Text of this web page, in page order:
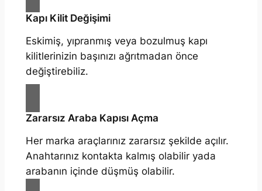
Kapı Kilit Değişimi
Eskimiş, yıpranmış veya bozulmuş kapı
kilitlerinizin başınızı ağrıtmadan önce
değiştirebiliz.
Zararsız Araba Kapısı Açma
Her marka araçlarınız zararsız şekilde açılır.
Anahtarınız kontakta kalmış olabilir yada
arabanın içinde düşmüş olabilir.